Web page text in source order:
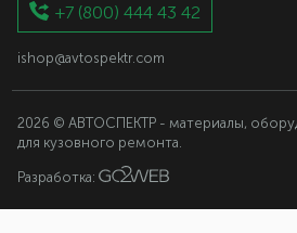
+7 (800) 444 43 42
ishop@avtospektr.com
2026 © АВТОСПЕКТР - материалы,
для кузовного ремонта.
Разработка: